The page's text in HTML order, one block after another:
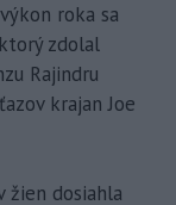
roka sa
zdolal
Rajindru
krajan Joe
dosiahla